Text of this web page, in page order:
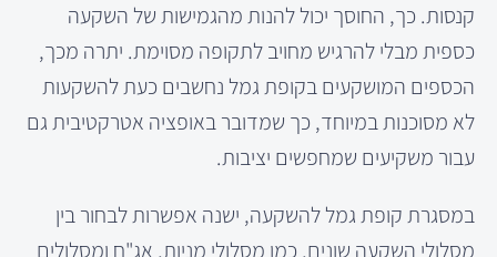
קנסות. כך, החוסך יכול להנות מהגמישות של השקעה
כספית מבלי להרגיש מחויב לתקופה מסוימת. יתרה מכך,
הכספים המושקעים בקופת גמל נחשבים כעת להשקעות
לא מסוכנות במיוחד, כך שמדובר באופציה אטרקטיבית גם
עבור משקיעים שמחפשים יציבות.
במסגרת קופת גמל להשקעה, ישנה אפשרות לבחור בין
מסלולי השקעה שונים, כמו מסלולי מניות, אג"ח ומסלולים